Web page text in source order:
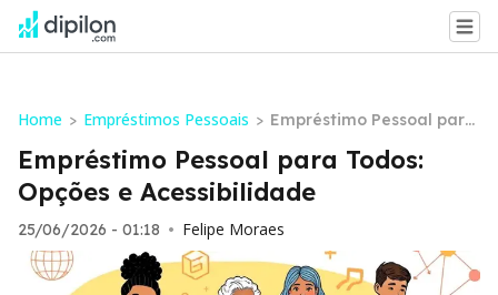
Home > Empréstimos Pessoais > Empréstimo Pessoal para
Todos: Opções e Acessibili
dade
Empréstimo Pessoal para Todos:
Opções e Acessibilidade
25/06/2026 - 01:18 • Felipe Moraes